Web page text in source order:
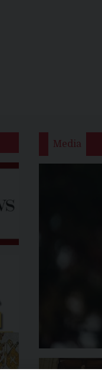
Media